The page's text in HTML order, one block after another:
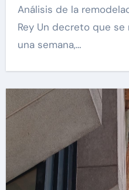
Análisis de la remodelación del gobierno de Inés
Rey Un decreto que
una semana,…